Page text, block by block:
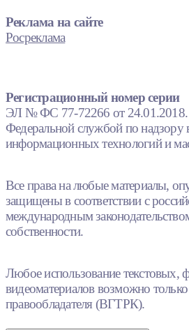
Реклама на сайте
Росреклама
Регистрационный номер серии
ЭЛ № ФС 77-72266 от 24.01.2018.
Федеральной службой по надзору
информационных технологий и
Все права на любые материалы,
защищены в соответствии с
международным
собственности.
Любое использование текстовых,
видеоматериалов возможно только
правообладателя (ВГТРК).